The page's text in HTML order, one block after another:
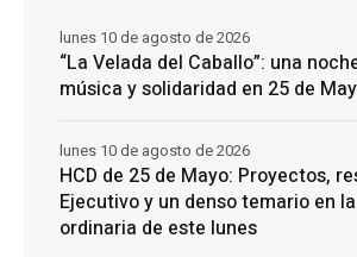
“La Velada del Caballo”: una
música y solidaridad en 25 de
lunes 10 de agosto de 2026
HCD de 25 de Mayo: Proyectos,
Ejecutivo y un denso temario en
ordinaria de este lunes
lunes 10 de agosto de 2026